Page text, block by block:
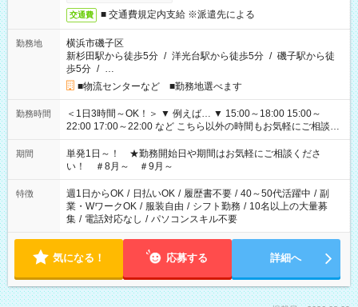
交通費 ■ 交通費規定内支給 ※派遣先による
勤務地
横浜市磯子区
新杉田駅から徒歩5分 / 洋光台駅から徒歩5分 / 磯子駅から徒
歩5分 / …
■物流センターなど ■勤務地選べます
勤務時間
＜1日3時間～OK！＞ ▼ 例えば… ▼ 15:00～18:00 15:00～
22:00 17:00～22:00 など こちら以外の時間もお気軽にご相談く
ださい！
期間
単発1日～！ ★勤務開始日や期間はお気軽にご相談くださ
い！ ＃8月～ ＃9月～
特徴 週1日からOK / 日払いOK / 履歴書不要 / 40～50代活躍中 / 副
業・WワークOK / 服装自由 / シフト勤務 / 10名以上の大量募
集 / 電話対応なし / パソコンスキル不要
気になる！ 応募する 詳細へ